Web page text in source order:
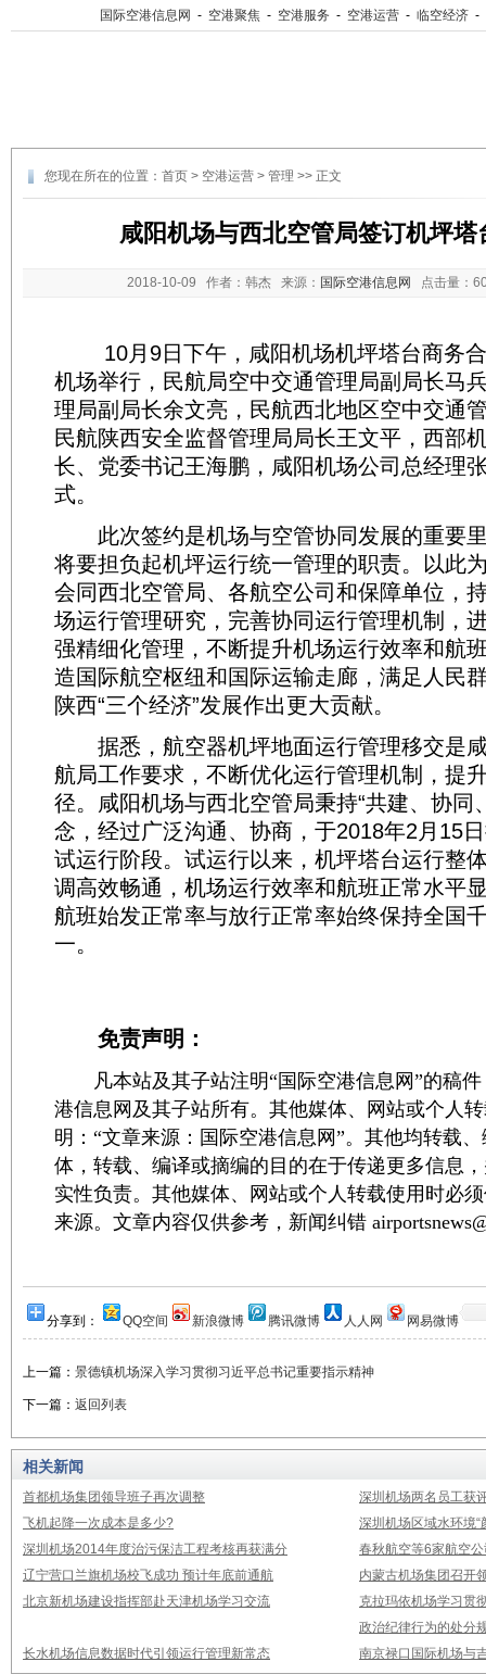
国际空港信息网 - 空港聚焦 - 空港服务 - 空港运营 - 临空经济 -
您现在所在的位置： 首页 > 空港运营 > 管理 >> 正文
咸阳机场与西北空管局签订机坪塔
2018-10-09 作者：韩杰 来源： 国际空港信息网 点击量：
10月9日下午，咸阳机场机坪塔台商务合
机场举行，民航局空中交通管理局副局长马
理局副局长余文亮，民航西北地区空中交通
民航陕西安全监督管理局局长王文平，西部
长、党委书记王海鹏，咸阳机场公司总经理
式。
此次签约是机场与空管协同发展的重要
将要担负起机坪运行统一管理的职责。以此
会同西北空管局、各航空公司和保障单位，
场运行管理研究，完善协同运行管理机制，
强精细化管理，不断提升机场运行效率和航
造国际航空枢纽和国际运输走廊，满足人民
陕西“三个经济”发展作出更大贡献。
据悉，航空器机坪地面运行管理移交是
航局工作要求，不断优化运行管理机制，提
径。咸阳机场与西北空管局秉持“共建、协同
念，经过广泛沟通、协商，于2018年2月15
试运行阶段。试运行以来，机坪塔台运行整
调高效畅通，机场运行效率和航班正常水平
航班始发正常率与放行正常率始终保持全国
一。
免责声明：
凡本站及其子站注明“国际空港信息网”的稿件
港信息网及其子站所有。其他媒体、网站或个人
明：“文章来源：国际空港信息网”。其他均转载
体，转载、编译或摘编的目的在于传递更多信息
实性负责。其他媒体、网站或个人转载使用时必
来源。文章内容仅供参考，新闻纠错
分享到： QQ空间 新浪微博 腾讯微博 人人网 网易微博
上一篇： 景德镇机场深入学习贯彻习近平总书记重要指示精神
下一篇： 返回列表
相关新闻
首都机场集团领导班子再次调整
深圳机场两名员工获
飞机起降一次成本是多少?
深圳机场区域水环境“
深圳机场2014年度治污保洁工程考核再获满分
春秋航空等6家航空
辽宁营口兰旗机场校飞成功 预计年底前通航
内蒙古机场集团召开
北京新机场建设指挥部赴天津机场学习交流
克拉玛依机场学习贯
政治纪律行为的处分
长水机场信息数据时代引领运行管理新常态
南京禄口国际机场与